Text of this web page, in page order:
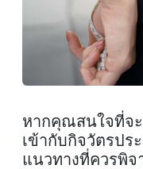
หากคุณสนใจที่จะ
เข้ากับกิจวัตรป
แนวทางที่ควรพิจ